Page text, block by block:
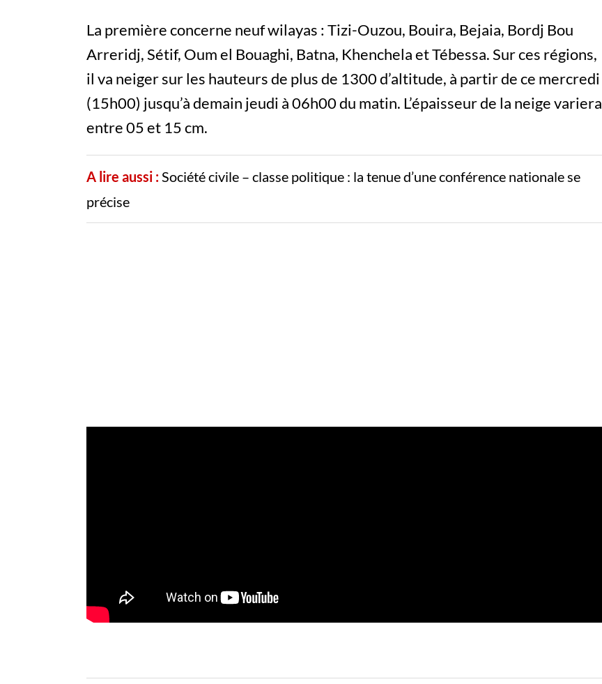
La première concerne neuf wilayas : Tizi-Ouzou, Bouira, Bejaia, Bordj Bou
Arreridj, Sétif, Oum el Bouaghi, Batna, Khenchela et Tébessa. Sur ces régions,
il va neiger sur les hauteurs de plus de 1300 d’altitude, à partir de ce mercredi
(15h00) jusqu’à demain jeudi à 06h00 du matin. L’épaisseur de la neige variera
entre 05 et 15 cm.
A lire aussi : Société civile – classe politique : la tenue d’une conférence nationale se
précise